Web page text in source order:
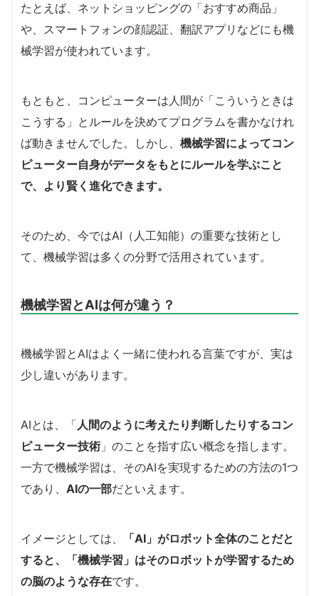
たとえば、ネットショッピングの「おすすめ商品」
や、スマートフォンの顔認証、翻訳アプリなどにも機
械学習が使われています。
もともと、コンピューターは人間が「こういうときは
こうする」とルールを決めてプログラムを書かなけれ
ば動きませんでした。しかし、 機械学習によってコン
ピューター自身がデータをもとにルールを学ぶこと
で、より賢く進化できます。
そのため、今ではAI（人工知能）の重要な技術とし
て、機械学習は多くの分野で活用されています。
機械学習とAIは何が違う？
機械学習とAIはよく一緒に使われる言葉ですが、実は
少し違いがあります。
AIとは、「人間のように考えたり判断したりするコン
ピューター技術 」のことを指す広い概念を指します。
一方で機械学習は、そのAIを実現するための方法の1つ
であり、 AIの一部だといえます。
イメージとしては、
「AI」がロボット全体のことだと
すると、「機械学習」はそのロボットが学習するため
の脳のような存在です。